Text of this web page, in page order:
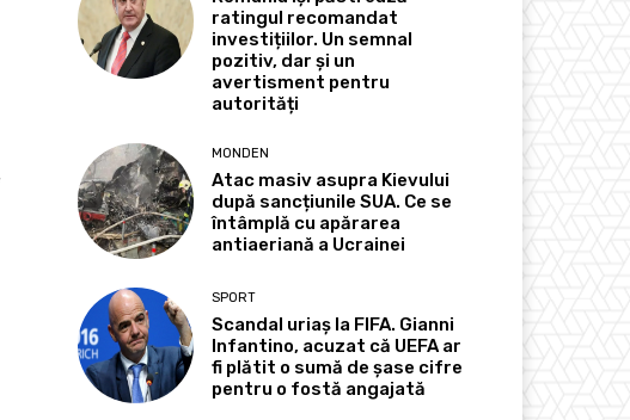
ratingul recomandat
investițiilor. Un semnal
pozitiv, dar și un
avertisment pentru
autorități
MONDEN
Atac masiv asupra Kievului
după sancțiunile SUA. Ce se
întâmplă cu apărarea
antiaeriană a Ucrainei
SPORT
Scandal uriaș la FIFA. Gianni
Infantino, acuzat că UEFA ar
fi plătit o sumă de șase cifre
pentru o fostă angajată